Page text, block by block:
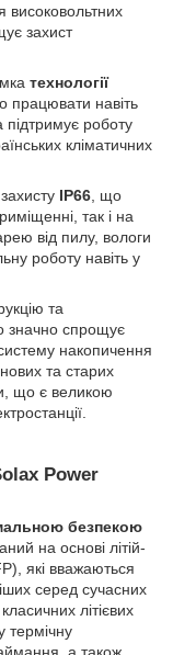
високовольтних
захист
технології
працювати навіть
роботу
кліматичних
IP66 , що
так і на
від пилу, вологи
роботу навіть у
та
значно спрощує
накопичення
та старих
що є великою
Power
безпекою
на основі літій-
які вважаються
серед сучасних
літієвих
термічну